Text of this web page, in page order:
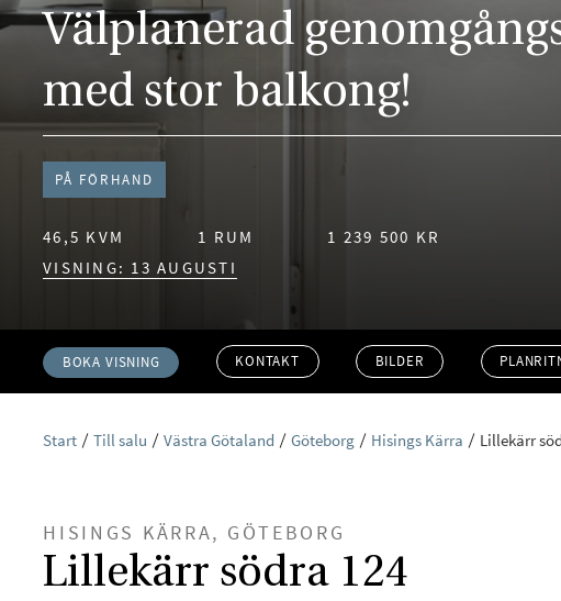
Välplanerad
med stor balkong!
PÅ FÖRHAND
46,5 KVM 1 RUM
1 239 500 KR
VISNING: 13 AUGUSTI
BOKA VISNING KONTAKT BILDER
Start Till salu Västra Götaland Göteborg Hisings Kärra Lillekärr
HISINGS KÄRRA, GÖTEBORG
Lillekärr södra 124